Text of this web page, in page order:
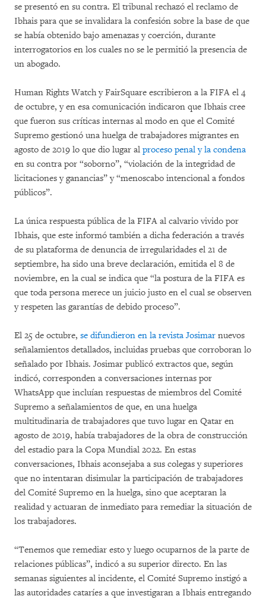
se presentó en su contra. El tribunal rechazó el reclamo de
Ibhais para que se invalidara la confesión sobre la base de que
se había obtenido bajo amenazas y coerción, durante
interrogatorios en los cuales no se le permitió la presencia de
un abogado.
Human Rights Watch y FairSquare escribieron a la FIFA el 4
de octubre, y en esa comunicación indicaron que Ibhais cree
que fueron sus críticas internas al modo en que el Comité
Supremo gestionó una huelga de trabajadores migrantes en
agosto de 2019 lo que dio lugar al proceso penal y la condena
en su contra por “soborno”, “violación de la integridad de
licitaciones y ganancias” y “menoscabo intencional a fondos
públicos”.
La única respuesta pública de la FIFA al calvario vivido por
Ibhais, que este informó también a dicha federación a través
de su plataforma de denuncia de irregularidades el 21 de
septiembre, ha sido una breve declaración, emitida el 8 de
noviembre, en la cual se indica que “la postura de la FIFA es
que toda persona merece un juicio justo en el cual se observen
y respeten las garantías de debido proceso”.
El 25 de octubre, se difundieron en la revista Josimar nuevos
señalamientos detallados, incluidas pruebas que corroboran lo
señalado por Ibhais. Josimar publicó extractos que, según
indicó, corresponden a conversaciones internas por
WhatsApp que incluían respuestas de miembros del Comité
Supremo a señalamientos de que, en una huelga
multitudinaria de trabajadores que tuvo lugar en Qatar en
agosto de 2019, había trabajadores de la obra de construcción
del estadio para la Copa Mundial 2022. En estas
conversaciones, Ibhais aconsejaba a sus colegas y superiores
que no intentaran disimular la participación de trabajadores
del Comité Supremo en la huelga, sino que aceptaran la
realidad y actuaran de inmediato para remediar la situación de
los trabajadores.
“Tenemos que remediar esto y luego ocuparnos de la parte de
relaciones públicas”, indicó a su superior directo. En las
semanas siguientes al incidente, el Comité Supremo instigó a
las autoridades cataríes a que investigaran a Ibhais entregando